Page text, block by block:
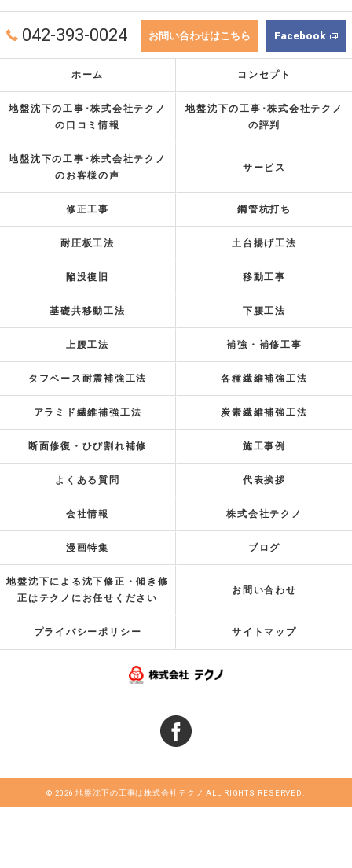
042-393-0024 お問い合わせはこちら Facebook
ホーム コンセプト
地盤沈下の工事･株式会社テクノ
の口コミ情報
地盤沈下の工事･株式会社テクノ
の評判
地盤沈下の工事･株式会社テクノ
のお客様の声
サービス
修正工事 鋼管杭打ち
耐圧板工法 土台揚げ工法
陥没復旧 移動工事
基礎共移動工法 下腰工法
上腰工法 補強・補修工事
タフベース耐震補強工法 各種繊維補強工法
アラミド繊維補強工法 炭素繊維補強工法
断面修復・ひび割れ補修 施工事例
よくある質問 代表挨拶
会社情報 株式会社テクノ
漫画特集 ブログ
地盤沈下による沈下修正・傾き修
正はテクノにお任せください
お問い合わせ
プライバシーポリシー サイトマップ
© 2026 地盤沈下の工事は株式会社テクノ ALL RIGHTS RESERVED.